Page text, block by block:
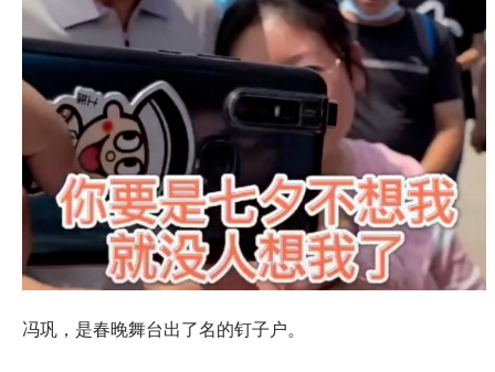
冯巩，是春晚舞台出了名的钉子户。